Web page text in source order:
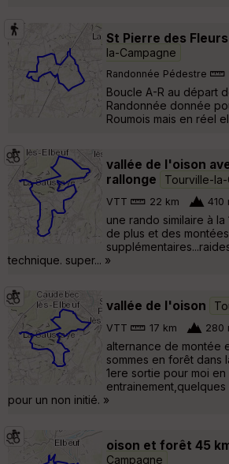
St Pierre des
la-Campagne
Randonnée Pédestre
Boucle A-R au départ
Randonnée donnée
Roumois mais en réel
vallée de l'oison
rallonge
Tourville-
VTT 22 km 410
une rando similaire à
de plus et des montées
technique. super... »
vallée de l'oison
VTT 17 km 280
alternance de montée
sommes en forêt dans
1ere sortie pour moi
pour un non initié. »
oison et forêt 45
Campagne